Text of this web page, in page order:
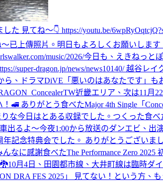
した 見てね〜👇 https://youtu.be/
〜已上傳照片。 明日もよろしくお願いします
music/2026/今日も、えきねっと
super-dragon.jp/news/news10140/ 越谷レイ
ら、ドラマDiVE「悪いのはあなたです」も
近畿エリア、次は11月
🚅 ありがとう 食べたMajor 4th Single「
りな今日はとある収録でした。 つくった食べ
出るよ〜今夜1:00から放送のダンエビ、出
年記念特典会でした。 ありがとうございま
んなに感謝食べたThe Performance Zero
10月4日、田園都市線、大井町線は臨時ダ
DRA FES 2025」 見てない！という方、